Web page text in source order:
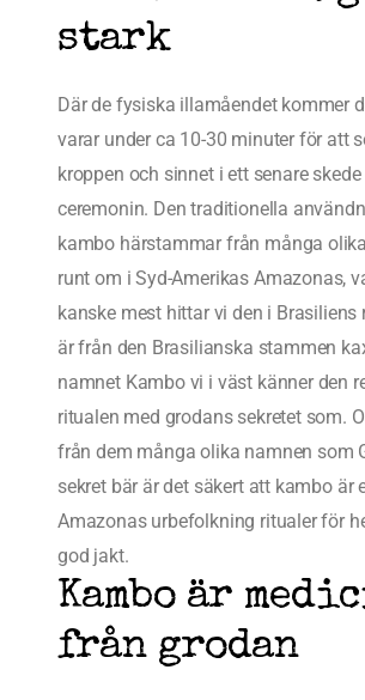
stark
Där de fysiska illamåendet kommer
varar under ca 10-30 minuter för att
kroppen och sinnet i ett senare
ceremonin. Den traditionella
kambo härstammar från många
runt om i Syd-Amerikas Amazonas,
kanske mest hittar vi den i Brasiliens
är från den Brasilianska stammen
namnet Kambo vi i väst känner den
ritualen med grodans sekretet som.
från dem många olika namnen som
sekret bär är det säkert att kambo är
Amazonas urbefolkning ritualer för
god jakt.
Kambo är
från grodan